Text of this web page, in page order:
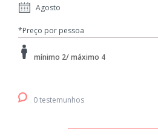
Agosto
*Preço por pessoa
mínimo 2/ máximo 4
0 testemunhos